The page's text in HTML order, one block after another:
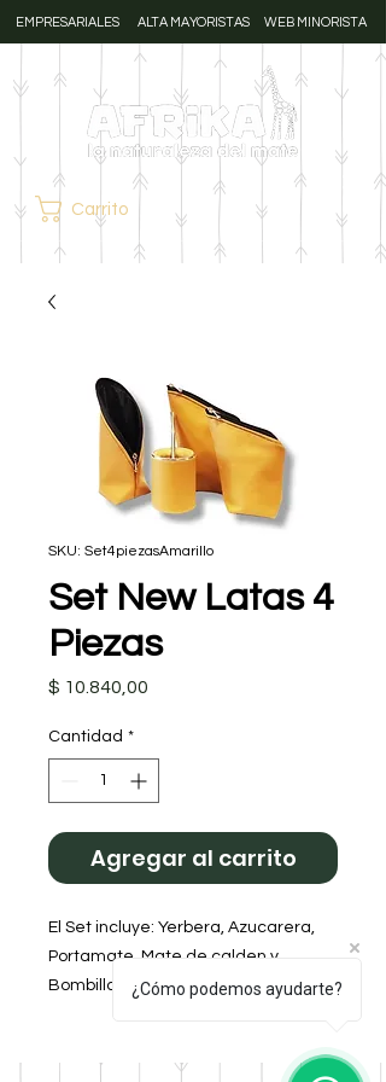
EMPRESARIALES ALTA MAYORISTAS WEB MINORISTA
Carrito
SKU: Set4piezasAmarillo
Set New Latas 4
Piezas
$ 10.840,00
Cantidad *
Agregar al carrito
El Set incluye: Yerbera, Azucarera,
Portamate, Mate de calden y
Bombilla.
¿Cómo podemos ayudarte?